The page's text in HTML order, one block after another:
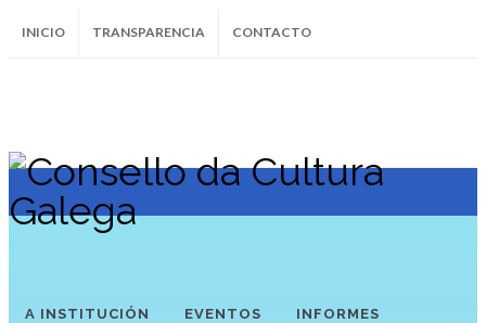
INICIO TRANSPARENCIA CONTACTO
InstagramFacebookTwitter Soundcloud
Youtube
A INSTITUCIÓN EVENTOS INFORMES